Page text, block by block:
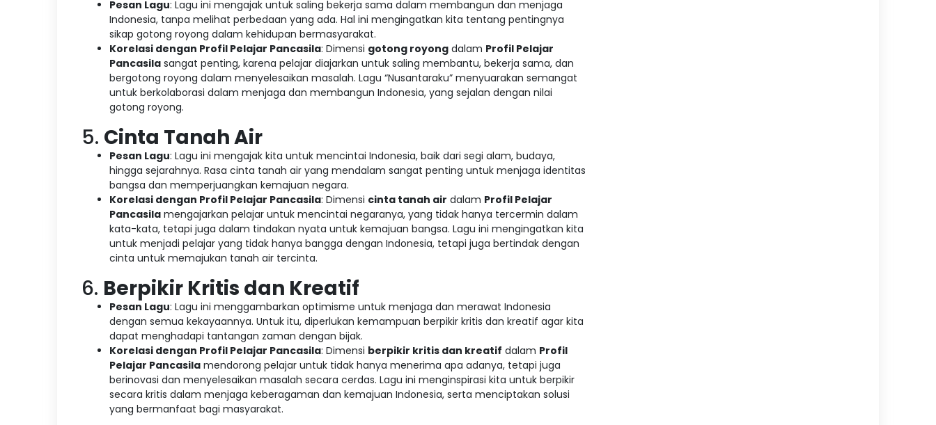
Pesan Lagu: Lagu ini mengajak untuk saling bekerja sama dalam membangun dan menjaga
Indonesia, tanpa melihat perbedaan yang ada. Hal ini mengingatkan kita tentang pentingnya
sikap gotong royong dalam kehidupan bermasyarakat.
Korelasi dengan Profil Pelajar Pancasila: Dimensi gotong royong dalam Profil Pelajar
Pancasila sangat penting, karena pelajar diajarkan untuk saling membantu, bekerja sama, dan
bergotong royong dalam menyelesaikan masalah. Lagu “Nusantaraku” menyuarakan semangat
untuk berkolaborasi dalam menjaga dan membangun Indonesia, yang sejalan dengan nilai
gotong royong.
5. Cinta Tanah Air
Pesan Lagu: Lagu ini mengajak kita untuk mencintai Indonesia, baik dari segi alam, budaya,
hingga sejarahnya. Rasa cinta tanah air yang mendalam sangat penting untuk menjaga identitas
bangsa dan memperjuangkan kemajuan negara.
Korelasi dengan Profil Pelajar Pancasila: Dimensi cinta tanah air dalam Profil Pelajar
Pancasila mengajarkan pelajar untuk mencintai negaranya, yang tidak hanya tercermin dalam
kata-kata, tetapi juga dalam tindakan nyata untuk kemajuan bangsa. Lagu ini mengingatkan kita
untuk menjadi pelajar yang tidak hanya bangga dengan Indonesia, tetapi juga bertindak dengan
cinta untuk memajukan tanah air tercinta.
6. Berpikir Kritis dan Kreatif
Pesan Lagu: Lagu ini menggambarkan optimisme untuk menjaga dan merawat Indonesia
dengan semua kekayaannya. Untuk itu, diperlukan kemampuan berpikir kritis dan kreatif agar kita
dapat menghadapi tantangan zaman dengan bijak.
Korelasi dengan Profil Pelajar Pancasila: Dimensi berpikir kritis dan kreatif dalam Profil
Pelajar Pancasila mendorong pelajar untuk tidak hanya menerima apa adanya, tetapi juga
berinovasi dan menyelesaikan masalah secara cerdas. Lagu ini menginspirasi kita untuk berpikir
secara kritis dalam menjaga keberagaman dan kemajuan Indonesia, serta menciptakan solusi
yang bermanfaat bagi masyarakat.